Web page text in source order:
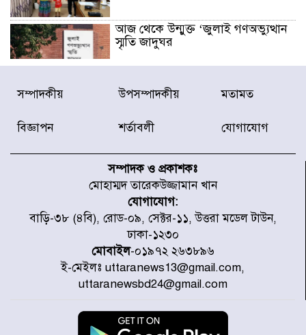
আজ থেকে উন্মুক্ত ‘জুলাই গণঅভ্যুত্থান
স্মৃতি জাদুঘর
রাজধানীর উত্তরা আঞ্চলিক পাসপোর্ট
সদস্যকে বিভিন্ন মেয়াদে সাজা প্রদান
করেছে র‌্যাব-১
হরমুজ প্রণালি নিয়ে ওমানের সঙ্গে চুক্তি
চূড়ান্ত পর্যায়ে : ইরান
প্রত্যেক অপরাধীর বিচার এ দেশেই
হবে, সে যত শক্তিশালীই হোক না কেন,
চট্টগ্রামে জুলাই গণঅভ্যুত্থান দিবসে
প্রতিমন্ত্রী মীর হেলাল
আগামী ৫ দিন বৃষ্টির আভাস
সম্পাদকীয় উপসম্পাদকীয় মতামত
বিজ্ঞাপন শর্তাবলী যোগাযোগ
সম্পাদক ও প্রকাশকঃ
মোহাম্মদ তারেকউজ্জামান খান
যোগাযোগ:
বাড়ি-৩৮ (৪বি), রোড-০৯, সেক্টর-১১, উত্তরা মডেল টাউন,
ঢাকা-১২৩০
মোবাইল-০১৯৭২ ২৬৩৮৯৬
ই-মেইলঃ uttaranews13@gmail.com,
uttaranewsbd24@gmail.com